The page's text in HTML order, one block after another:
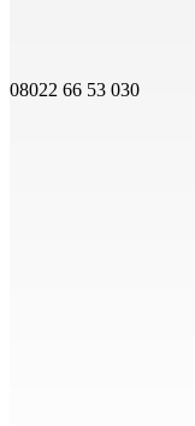
08022 66 53 030